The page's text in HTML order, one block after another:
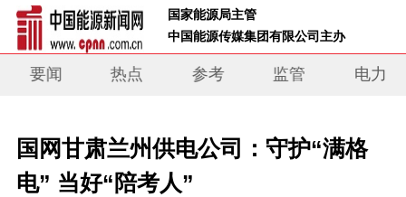
国家能源局主管
中国能源传媒集团有限公司主办
要闻 热点 参考 监管 电力
国网甘肃兰州供电公司：守护“满格
电” 当好“陪考人”